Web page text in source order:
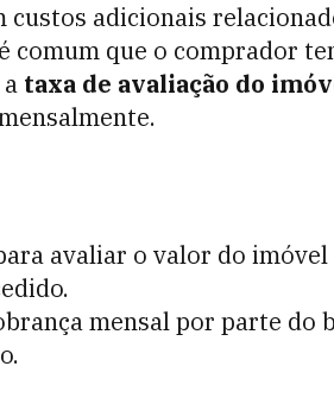
adicionais
comum que o comprador
taxa de avaliação do
avaliar o valor do imóvel
mensal por parte do